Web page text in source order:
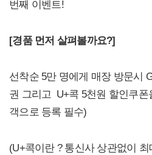
번째 이벤트!
[경품 먼저 살펴볼까요?]
선착순 5만 명에게 매장 방문시
권 그리고 U+콕 5천원 할인쿠
객으로 등록 필수)
(U+콕이란 ? 통신사 상관없이